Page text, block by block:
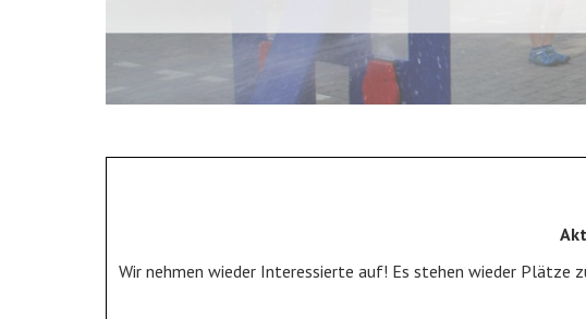
Wir nehmen wieder Interessierte auf! Es stehen wieder Plätze